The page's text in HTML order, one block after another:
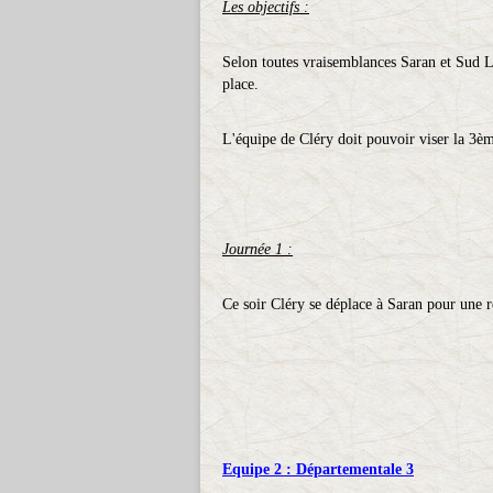
Les objectifs :
Selon toutes vraisemblances Saran et
place.
L'équipe de Cléry doit pouvoir viser la
Journée 1 :
Ce soir Cléry se déplace à Saran pour
Equipe 2 : Départementale 3